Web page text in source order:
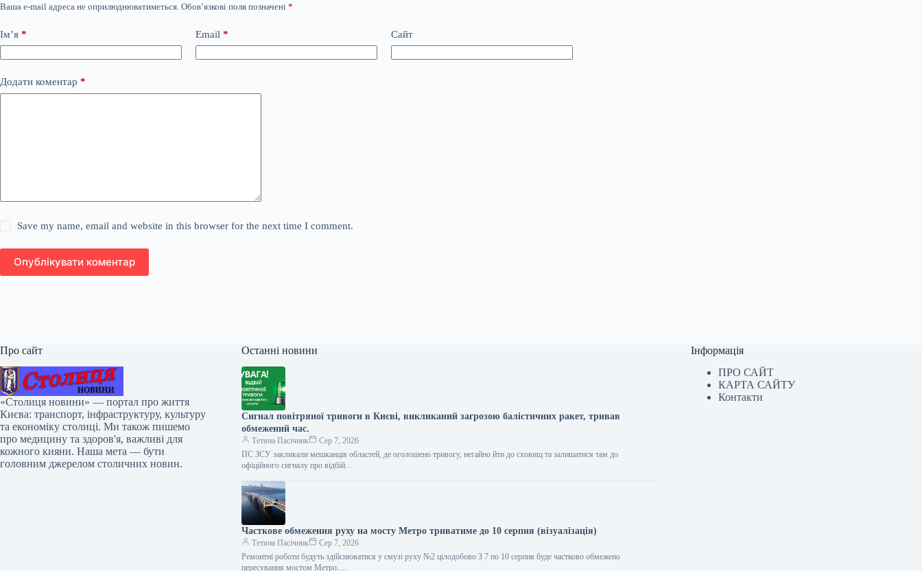
Ваша e-mail адреса не оприлюднюватиметься. Обов’язкові поля позначені *
Ім’я * Email * Сайт
Додати коментар *
Save my name, email and website in this browser for the next time I comment.
Опублікувати коментар
Про сайт
«Столиця новини» — портал про життя
Києва: транспорт, інфраструктуру, культуру
та економіку столиці. Ми також пишемо
про медицину та здоров'я, важливі для
кожного кияни. Наша мета — бути
головним джерелом столичних новин.
Останні новини
Сигнал повітряної тривоги в Києві, викликаний загрозою балістичних ракет, тривав
обмежений час.
Тетяна Пасічник
Сер 7, 2026
ПС ЗСУ закликали мешканців областей, де оголошено тривогу, негайно йти до сховищ та залишатися там до
офіційного сигналу про відбій…
Часткове обмеження руху на мосту Метро триватиме до 10 серпня (візуалізація)
Тетяна Пасічник
Сер 7, 2026
Ремонтні роботи будуть здійснюватися у смузі руху №2 цілодобово З 7 по 10 серпня буде частково обмежено
пересування мостом Метро.…
Інформація
ПРО САЙТ
КАРТА САЙТУ
Контакти